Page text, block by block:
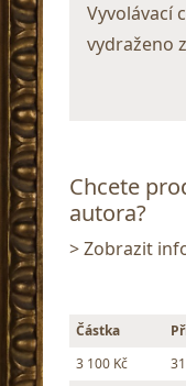
Vyvolávací
vydraženo
Chcete
autora?
> Zobrazit
Částka
3 100 Kč